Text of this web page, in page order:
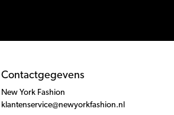
Contactgegevens
New York Fashion
klantenservice@newyorkfashion.nl